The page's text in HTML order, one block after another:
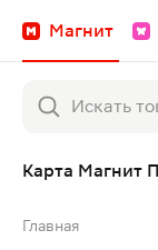
Магнит
Карта Магнит
Главная